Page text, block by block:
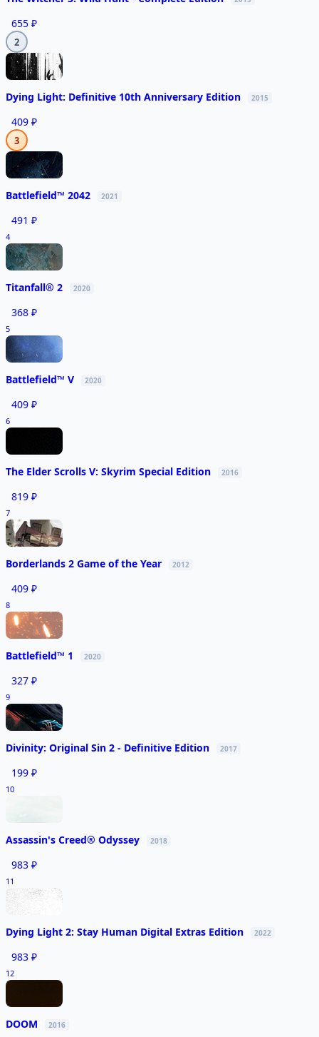
655 ₽
2
Dying Light: Definitive 10th Anniversary Edition 2015
409 ₽
3
Battlefield™ 2042 2021
491 ₽
4
Titanfall® 2 2020
368 ₽
5
Battlefield™ V 2020
409 ₽
6
The Elder Scrolls V: Skyrim Special Edition 2016
819 ₽
7
Borderlands 2 Game of the Year 2012
409 ₽
8
Battlefield™ 1 2020
327 ₽
9
Divinity: Original Sin 2 - Definitive Edition 2017
199 ₽
10
Assassin's Creed® Odyssey 2018
983 ₽
11
Dying Light 2: Stay Human Digital Extras Edition 2022
983 ₽
12
DOOM 2016